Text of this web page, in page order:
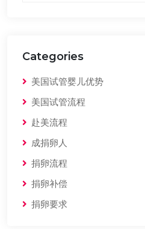
Categories
美国试管婴儿优势
美国试管流程
赴美流程
成捐卵人
捐卵流程
捐卵补偿
捐卵要求